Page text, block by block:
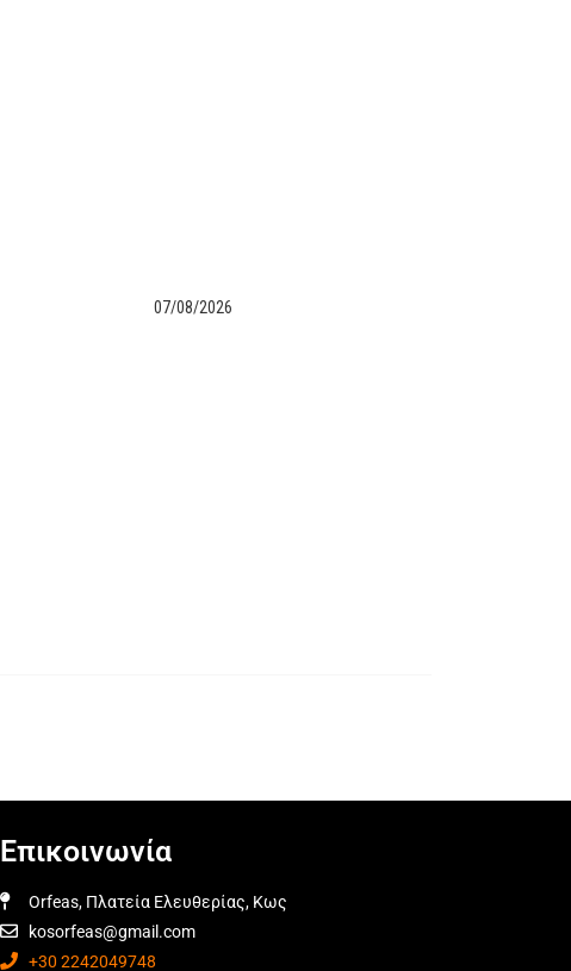
07/08/2026
Επικοινωνία
Orfeas, Πλατεία Ελευθερίας, Κως
kosorfeas@gmail.com
+30 2242049748